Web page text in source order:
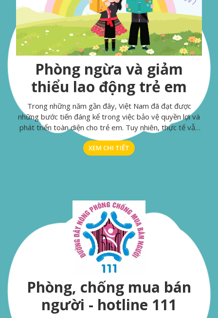
Phòng ngừa và giảm
thiểu lao động trẻ em
Trong những năm gần đây, Việt Nam đã đạt được
những bước tiến đáng kể trong việc bảo vệ quyền lợi và
phát triển toàn diện cho trẻ em. Tuy nhiên, thực tế vẫn
còn nhiều thách thức, đặc biệt là vấn đề lao động trẻ em
- một vấn đề nhạy cảm và nghiêm trọng đòi hỏi sự chú ý
XEM CHI TIẾT
Phòng, chống mua bán
người - hotline 111